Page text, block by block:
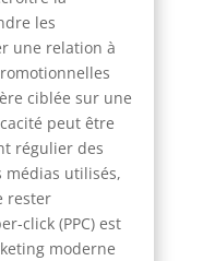
les
une relation à
ciblée sur une
peut être
régulier des
médias utilisés,
rester
click (PPC) est
moderne